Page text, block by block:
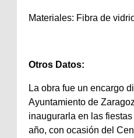
Materiales: Fibra de
Otros Datos:
La obra fue un encargo
Ayuntamiento de
inaugurarla en las
año, con ocasión del